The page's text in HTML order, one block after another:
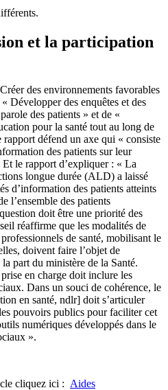
et la participation
des environnements favorables
Développer des enquêtes et des
des patients » et de «
pour la santé tout au long de
défend un axe qui « consiste
des patients sur leur
Et le rapport d’expliquer : « La
longue durée (ALD) a laissé
d’information des patients atteints
l’ensemble des patients
doit être une priorité des
réaffirme que les modalités de
de santé, mobilisant le
doivent faire l’objet de
part du ministère de la Santé.
en charge doit inclure les
Dans un souci de cohérence, le
en santé, ndlr] doit s’articuler
pouvoirs publics pour faciliter cet
numériques développés dans le
».
cliquez ici : Aides